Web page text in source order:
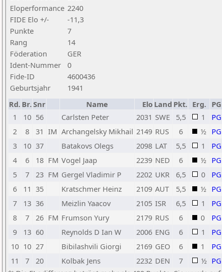
Eloperformance 2240
FIDE Elo +/-
-11,3
Punkte
7
Rang
14
Föderation
GER
Ident-Nummer
0
Fide-ID
4600436
Geburtsjahr
1941
Rd. Br.Snr Name Elo Land Pkt. Erg.
1
10 56 Carlsten Peter 2031 SWE 5,5 1
2
8 31 IM Archangelsky Mikhail 2149 RUS 6 ½
3
10 37 Batakovs Olegs 2098 LAT 5,5 1
4
6 18 FM Vogel Jaap 2239 NED 6 ½
5
7 23 FM Gergel Vladimir P 2202 UKR 6,5 0
6
11 35 Kratschmer Heinz 2109 AUT 5,5 ½
7
13 36 Meizlin Yaacov 2105 ISR 6,5 1
8
7 26 FM Frumson Yury 2179 RUS 6 0
9
13 60 Reynolds D Ian W 2006 ENG 6 1
10 10 27 Bibilashvili Giorgi 2169 GEO 6 1
11
7 20 Kolbak Jens 2232 DEN 7 ½